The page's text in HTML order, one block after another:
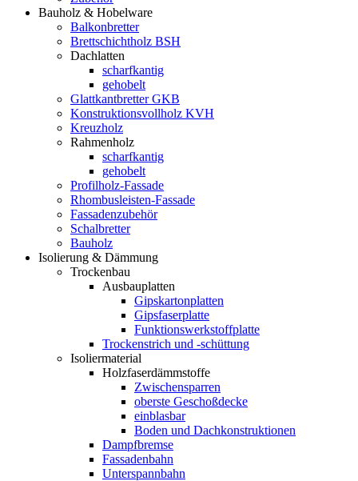
Bauholz & Hobelware
Balkonbretter
Brettschichtholz BSH
Dachlatten
scharfkantig
gehobelt
Glattkantbretter GKB
Konstruktionsvollholz KVH
Kreuzholz
Rahmenholz
scharfkantig
gehobelt
Profilholz-Fassade
Rhombusleisten-Fassade
Fassadenzubehör
Schalbretter
Bauholz
Isolierung & Dämmung
Trockenbau
Ausbauplatten
Gipskartonplatten
Gipsfaserplatte
Funktionswerkstoffplatte
Trockenstrich und -schüttung
Isoliermaterial
Holzfaserdämmstoffe
Zwischensparren
oberste Geschoßdecke
einblasbar
Boden und Dachkonstruktionen
Dampfbremse
Fassadenbahn
Unterspannbahn